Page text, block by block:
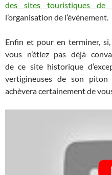
des sites touristiques de
l’organisation de l’événement.
Enfin et pour en terminer,
vous n’étiez pas déjà
de ce site historique
vertigineuses de son
achèvera certainement de